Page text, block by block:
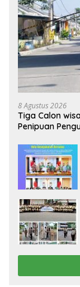
8 Agustus 2026
Tiga Calon
Penipuan